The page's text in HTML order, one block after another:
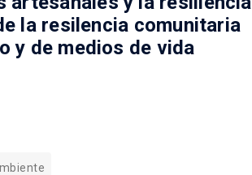
la resilencia comunitaria
y de medios de vida